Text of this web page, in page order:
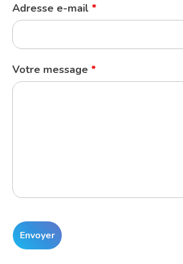
Adresse e-mail *
Votre message *